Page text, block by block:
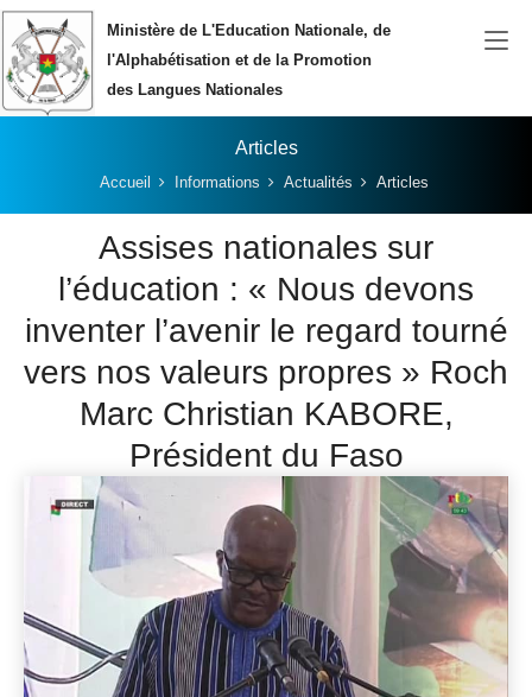
Aller au contenu principalMinistère de L'Education Nationale, de
l'Alphabétisation et de la Promotion
des Langues Nationales
Articles
Vous êtes ici:Accueil Informations Actualités Articles
Assises nationales sur
l’éducation : « Nous devons
inventer l’avenir le regard tourné
vers nos valeurs propres » Roch
Marc Christian KABORE,
Président du Faso